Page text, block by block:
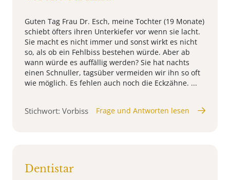
Guten Tag Frau Dr. Esch, meine Tochter (19 Monate)
schiebt öfters ihren Unterkiefer vor wenn sie lacht.
Sie macht es nicht immer und sonst wirkt es nicht
so, als ob ein Fehlbiss bestehen würde. Aber ab
wann würde es auffällig werden? Sie hat nachts
einen Schnuller, tagsüber vermeiden wir ihn so oft
wie möglich. Es fehlen auch noch die Eckzähne. ...
Stichwort: Vorbiss Frage und Antworten lesen
Dentistar